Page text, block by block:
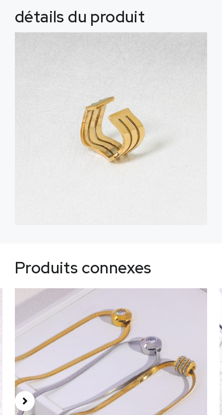
détails du produit
Produits connexes